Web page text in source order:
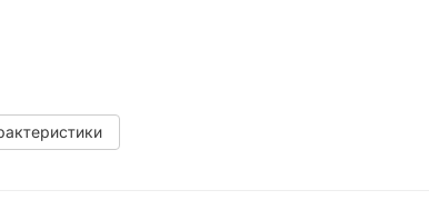
унікальних і смішних комбінацій.
розвинути почуття гумору.
Вона забезпечує години сміху та веселощів,